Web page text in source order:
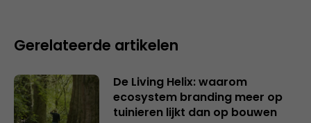
Gerelateerde artikelen
De Living Helix: waarom
ecosystem branding meer op
tuinieren lijkt dan op bouwen